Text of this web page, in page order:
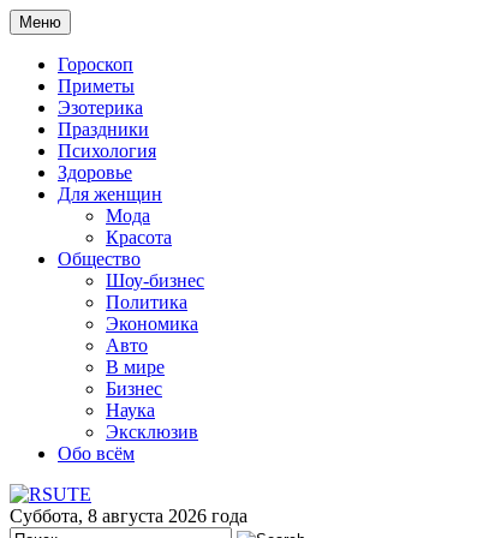
Меню
Гороскоп
Приметы
Эзотерика
Праздники
Психология
Здоровье
Для женщин
Мода
Красота
Общество
Шоу-бизнес
Политика
Экономика
Авто
В мире
Бизнес
Наука
Эксклюзив
Обо всём
Суббота, 8 августа 2026 года